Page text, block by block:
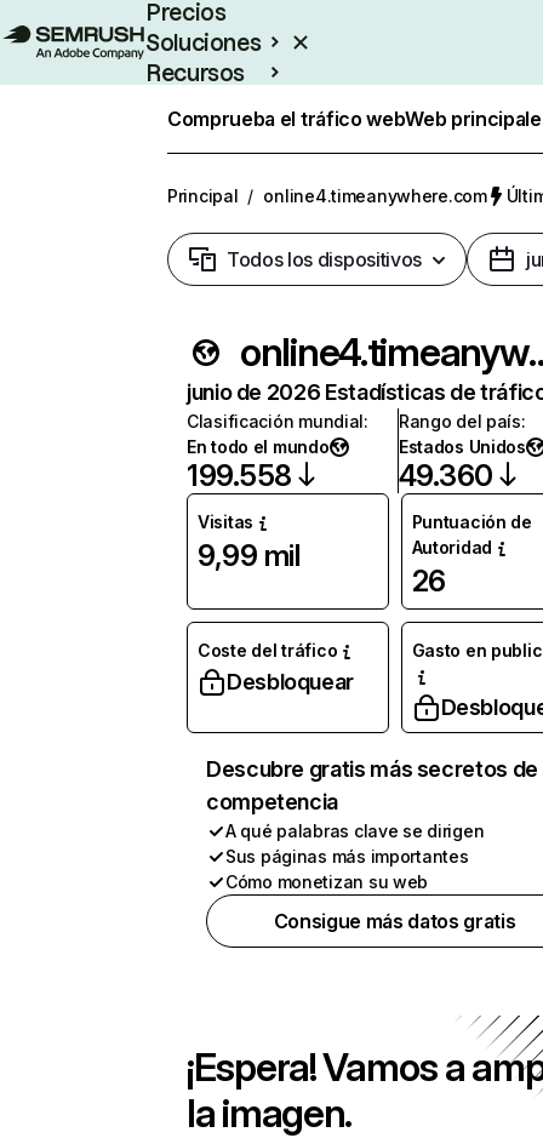
Precios
Soluciones
Recursos
Comprueba el tráfico webWeb
Principal / online4.timeanywhere.com
Todos los dispositivos
junio de 2026 Estadísticas de
Clasificación mundial:
En todo el mundo
199.558
Rango del país:
Estados Unidos
49.360
Visitas
9,99 mil
Puntuación de
Autoridad
26
Coste del tráfico
Desbloquear
Gasto en
Descubre gratis más secretos de
competencia
A qué palabras clave se dirigen
Sus páginas más importantes
Cómo monetizan su web
Consigue más datos gratis
¡Espera! Vamos a
la imagen.